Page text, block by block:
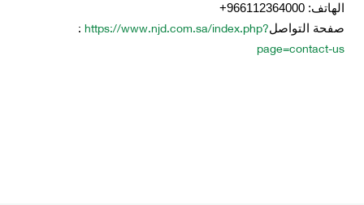
الهاتف: 966112364000+
صفحة التواصل
: https://www.njd.com.sa/index.php?
page=contact-us